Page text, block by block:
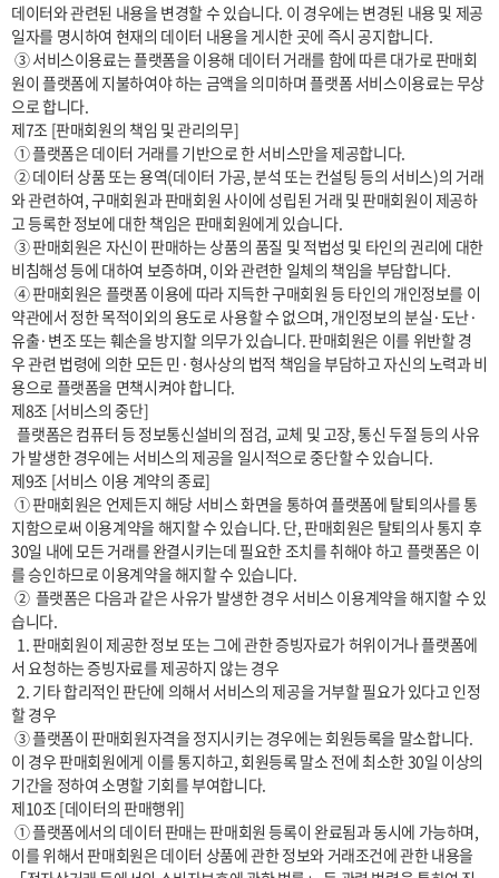
데이터와 관련된 내용을 변경할 수 있습니다. 이 경우에는 변경된 내용 및 제공
일자를 명시하여 현재의 데이터 내용을 게시한 곳에 즉시 공지합니다.
원이 플랫폼에 지불하여야 하는 금액을 의미하며 플랫폼 서비스이용료는 무상
으로 합니다.
제7조 [판매회원의 책임 및 관리의무]
와 관련하여, 구매회원과 판매회원 사이에 성립된 거래 및 판매회원이 제공하
고 등록한 정보에 대한 책임은 판매회원에게 있습니다.
비침해성 등에 대하여 보증하며, 이와 관련한 일체의 책임을 부담합니다.
약관에서 정한 목적이외의 용도로 사용할 수 없으며, 개인정보의 분실·도난·
유출·변조 또는 훼손을 방지할 의무가 있습니다. 판매회원은 이를 위반할 경
우 관련 법령에 의한 모든 민·형사상의 법적 책임을 부담하고 자신의 노력과 비
용으로 플랫폼을 면책시켜야 합니다.
제8조 [서비스의 중단]
  플랫폼은 컴퓨터 등 정보통신설비의 점검, 교체 및 고장, 통신 두절 등의 사유
가 발생한 경우에는 서비스의 제공을 일시적으로 중단할 수 있습니다.
제9조 [서비스 이용 계약의 종료]
지함으로써 이용계약을 해지할 수 있습니다. 단, 판매회원은 탈퇴의사 통지 후
30일 내에 모든 거래를 완결시키는데 필요한 조치를 취해야 하고 플랫폼은 이
를 승인하므로 이용계약을 해지할 수 있습니다.
습니다.
서 요청하는 증빙자료를 제공하지 않는 경우
  2. 기타 합리적인 판단에 의해서 서비스의 제공을 거부할 필요가 있다고 인정
할 경우
이 경우 판매회원에게 이를 통지하고, 회원등록 말소 전에 최소한 30일 이상의
기간을 정하여 소명할 기회를 부여합니다.
제10조 [데이터의 판매행위]
이를 위해서 판매회원은 데이터 상품에 관한 정보와 거래조건에 관한 내용을